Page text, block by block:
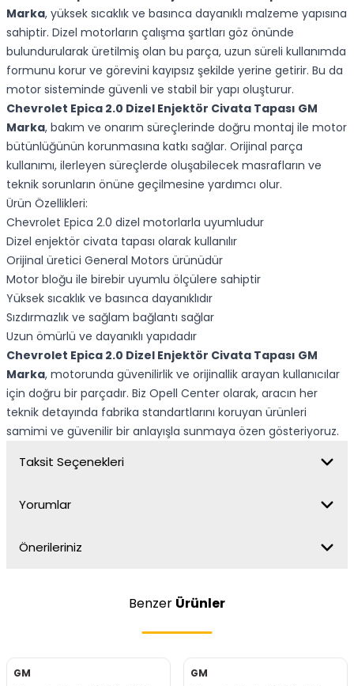
Marka, yüksek sıcaklık ve basınca dayanıklı malzeme yapısına
sahiptir. Dizel motorların çalışma şartları göz önünde
bulundurularak üretilmiş olan bu parça, uzun süreli kullanımda
formunu korur ve görevini kayıpsız şekilde yerine getirir. Bu da
motor sisteminde güvenli ve stabil bir yapı oluşturur.
Chevrolet Epica 2.0 Dizel Enjektör Civata Tapası GM
Marka, bakım ve onarım süreçlerinde doğru montaj ile motor
bütünlüğünün korunmasına katkı sağlar. Orijinal parça
kullanımı, ilerleyen süreçlerde oluşabilecek masrafların ve
teknik sorunların önüne geçilmesine yardımcı olur.
Ürün Özellikleri:
Chevrolet Epica 2.0 dizel motorlarla uyumludur
Dizel enjektör civata tapası olarak kullanılır
Orijinal üretici General Motors ürünüdür
Motor bloğu ile birebir uyumlu ölçülere sahiptir
Yüksek sıcaklık ve basınca dayanıklıdır
Sızdırmazlık ve sağlam bağlantı sağlar
Uzun ömürlü ve dayanıklı yapıdadır
Chevrolet Epica 2.0 Dizel Enjektör Civata Tapası GM
Marka, motorunda güvenilirlik ve orijinallik arayan kullanıcılar
için doğru bir parçadır. Biz Opell Center olarak, aracın her
teknik detayında fabrika standartlarını koruyan ürünleri
samimi ve güvenilir bir anlayışla sunmaya özen gösteriyoruz.
Taksit Seçenekleri
Yorumlar
Önerileriniz
Benzer Ürünler
GM
GM